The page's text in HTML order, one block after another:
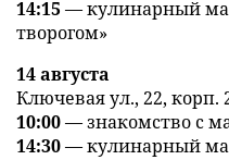
14:15 — кулинарный
творогом»
14 августа
Ключевая ул., 22, корп.
10:00— знакомство с
14:30— кулинарный